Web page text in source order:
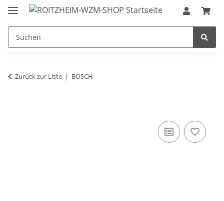
Zurück zur Liste BOSCH